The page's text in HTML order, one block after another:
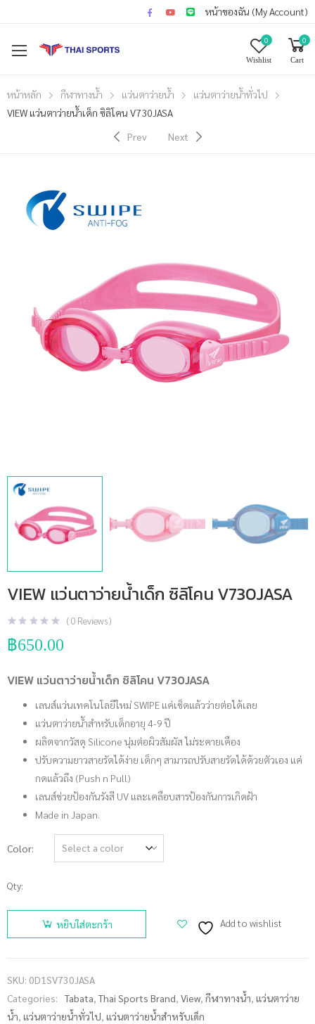
หน้าของฉัน (My Account)
0
Wishlist
0
Cart
หน้าหลัก กีฬาทางน้ำ แว่นตาว่ายน้ำ
แว่นตาว่ายน้ำทั่วไป
VIEW แว่นตาว่ายน้ำเด็ก ซิลิโคน V730JASA
Prev
Next
VIEW แว่นตาว่ายน้ำเด็ก ซิลิโคน V730JASA
(0 Reviews )
฿650.00
VIEW แว่นตาว่ายน้ำเด็ก ซิลิโคน V730JASA
เลนส์แว่นเทคโนโลยีใหม่ SWIPE แค่เช็ดแล้วว่ายต่อได้เลย
แว่นตาว่ายน้ำสำหรับเด็กอายุ 4-9 ปี
ผลิตจากวัสดุ Silicone นุ่มต่อผิวสัมผัส ไม่ระคายเคือง
ปรับความยาวสายรัดได้ง่าย เด็กๆ สามารถปรับสายรัดได้ด้วยตัวเอง แค่
กดแล้วถึง (Push n Pull)
เลนส์ช่วยป้องกันรังสี UV และเคลือบสารป้องกันการเกิดฝ้า
Made in Japan.
Color
Qty:
จำนวน
VIEW
แว่นตาว่าย
V730JASA
ชิ้น
หยิบใส่ตะกร้า Add to wishlist
SKU: 0D1SV730JASA
Categories:
Tabata,Thai Sports Brand, View, กีฬาทางน้ำ, แว่นตาว่าย
น้ำ, แว่นตาว่ายน้ำทั่วไป, แว่นตาว่ายน้ำสำหรับเด็ก